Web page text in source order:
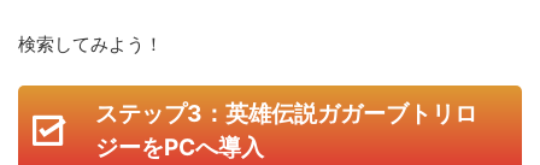
検索してみよう！
ステップ3：英雄伝説ガガーブトリロ
ジーをPCへ導入